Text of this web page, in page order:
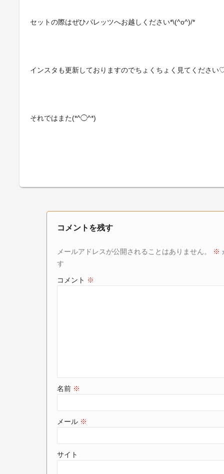
セットの際はぜひパレッツへお越しください*\(^o^)/*
インスタも更新しておりますのでちょくちょく見てください
それではまた(*^◯^*)
コメントを残す
メールアドレスが公開されることはありません。 ※
す
コメント ※
名前 ※
メール ※
サイト